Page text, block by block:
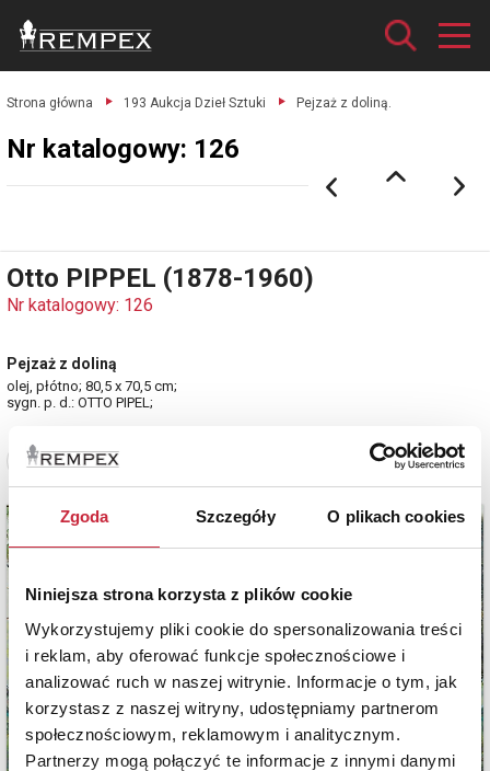
Zgoda Szczegóły O plikach cookies
Niniejsza strona korzysta z plików cookie
Wykorzystujemy pliki cookie do spersonalizowania treści
i reklam, aby oferować funkcje społecznościowe i
analizować ruch w naszej witrynie. Informacje o tym, jak
korzystasz z naszej witryny, udostępniamy partnerom
społecznościowym, reklamowym i analitycznym.
Partnerzy mogą połączyć te informacje z innymi danymi
Strona główna 193 Aukcja Dzieł Sztuki Pejzaż z doliną.
Nr katalogowy: 126
Otto PIPPEL (1878-1960)
Nr katalogowy: 126
Pejzaż z doliną
olej, płótno; 80,5 x 70,5 cm;
sygn. p. d.: OTTO PIPEL;
Zobacz pełne informacje